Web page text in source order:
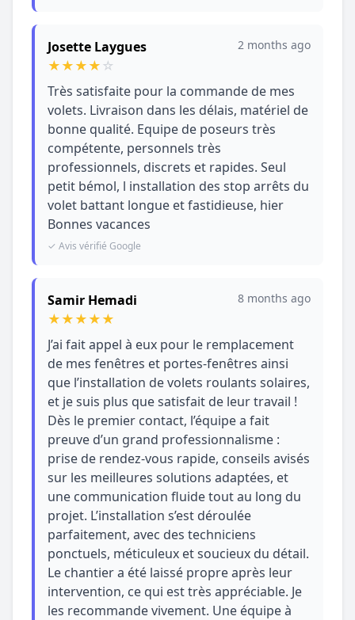
Josette Laygues
★★★★☆
2 months ago
Très satisfaite pour la commande de mes
volets. Livraison dans les délais, matériel de
bonne qualité. Equipe de poseurs très
compétente, personnels très
professionnels, discrets et rapides. Seul
petit bémol, l installation des stop arrêts du
volet battant longue et fastidieuse, hier
Bonnes vacances
✓ Avis vérifié Google
Samir Hemadi
★★★★★
8 months ago
J’ai fait appel à eux pour le remplacement
de mes fenêtres et portes-fenêtres ainsi
que l’installation de volets roulants solaires,
et je suis plus que satisfait de leur travail !
Dès le premier contact, l’équipe a fait
preuve d’un grand professionnalisme :
prise de rendez-vous rapide, conseils avisés
sur les meilleures solutions adaptées, et
une communication fluide tout au long du
projet. L’installation s’est déroulée
parfaitement, avec des techniciens
ponctuels, méticuleux et soucieux du détail.
Le chantier a été laissé propre après leur
intervention, ce qui est très appréciable. Je
les recommande vivement. Une équipe à